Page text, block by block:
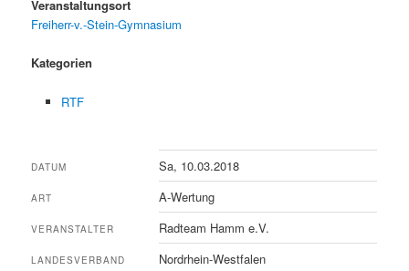
Veranstaltungsort
Freiherr-v.-Stein-Gymnasium
Kategorien
RTF
DATUM Sa, 10.03.2018
ART A-Wertung
VERANSTALTER Radteam Hamm e.V.
LANDESVERBAND Nordrhein-Westfalen